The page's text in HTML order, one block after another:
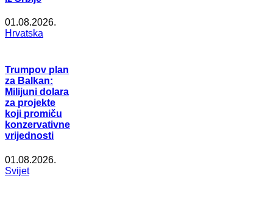
01.08.2026.
Hrvatska
Trumpov plan
za Balkan:
Milijuni dolara
za projekte
koji promiču
konzervativne
vrijednosti
01.08.2026.
Svijet